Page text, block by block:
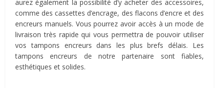
aurez également la possibilité d’y acheter des accessoires,
comme des cassettes d’encrage, des flacons d’encre et des
encreurs manuels. Vous pourrez avoir accès à un mode de
livraison très rapide qui vous permettra de pouvoir utiliser
vos tampons encreurs dans les plus brefs délais. Les
tampons encreurs de notre partenaire sont fiables,
esthétiques et solides.